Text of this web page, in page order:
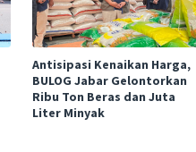
Antisipasi Kenaikan Harga,
BULOG Jabar Gelontorkan
Ribu Ton Beras dan Juta
Liter Minyak